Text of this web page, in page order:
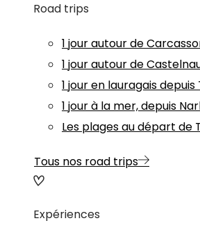
Road trips
1 jour autour de
1 jour autour de
1 jour en lauragais depuis
1 jour à la mer, depuis
Les plages au départ de
Tous nos road trips
Expériences